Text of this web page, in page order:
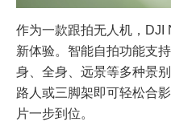
作为一款跟拍无人机，DJI
新体验。智能自拍功能支
身、全身、远景等多种景
路人或三脚架即可轻松合
片一步到位。